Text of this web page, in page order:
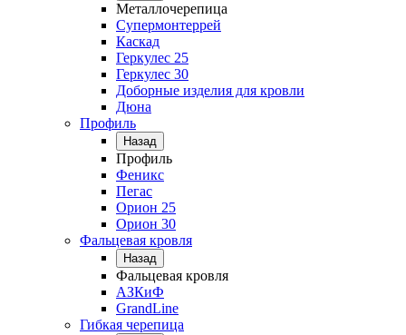
Металлочерепица
Супермонтеррей
Каскад
Геркулес 25
Геркулес 30
Доборные изделия для кровли
Дюна
Профиль
Назад
Профиль
Феникс
Пегас
Орион 25
Орион 30
Фальцевая кровля
Назад
Фальцевая кровля
АЗКиФ
GrandLine
Гибкая черепица